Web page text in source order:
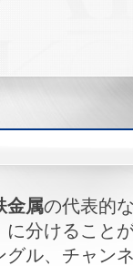
金属の代表的
に分けること
グル、チャン